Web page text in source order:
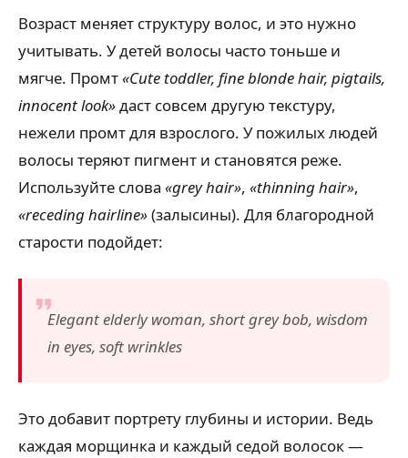
Возраст меняет структуру волос, и это нужно
учитывать. У детей волосы часто тоньше и
мягче. Промт«Cute toddler, fine blonde hair, pigtails,
innocent look»даст совсем другую текстуру,
нежели промт для взрослого. У пожилых людей
волосы теряют пигмент и становятся реже.
Используйте слова «grey hair», «thinning hair»,
«receding hairline»(залысины). Для благородной
старости подойдет:
Elegant elderly woman, short grey bob, wisdom
in eyes, soft wrinkles
Это добавит портрету глубины и истории. Ведь
каждая морщинка и каждый седой волосок —